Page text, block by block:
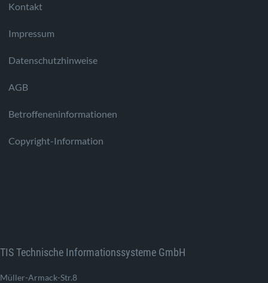
Kontakt
Impressum
Datenschutzhinweise
AGB
Betroffeneninformationen
Copyright-Information
TIS Technische Informationssysteme GmbH
Müller-Armack-Str.8